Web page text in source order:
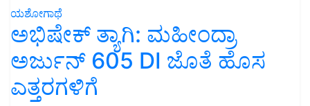
ಯಶೋಗಾಥೆ
ಅಭಿಷೇಕ್ ತ್ಯಾಗಿ: ಮಹೀಂದ್ರಾ
ಅರ್ಜುನ್ 605 DI ಜೊತೆ ಹೊಸ
ಎತ್ತರಗಳಿಗೆ